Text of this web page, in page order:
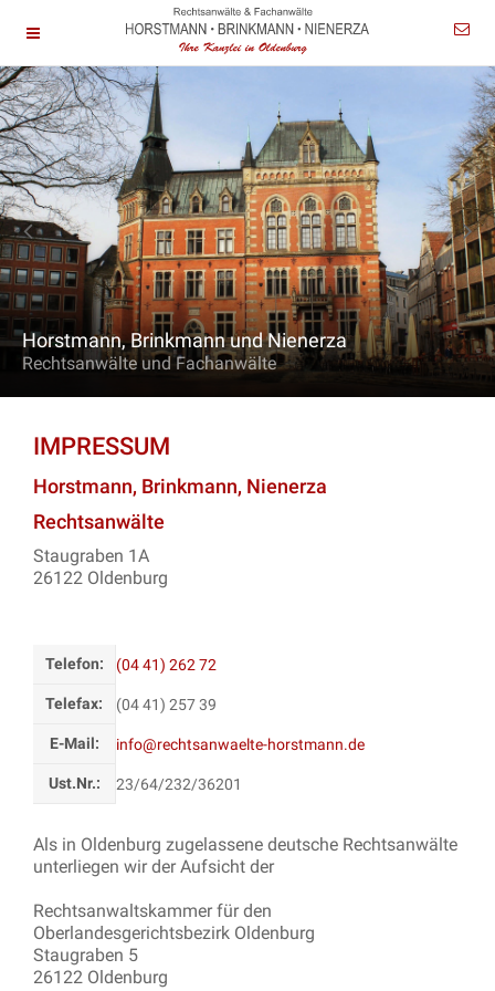
Horstmann, Brinkmann und Nienerza
Rechtsanwälte und Fachanwälte
IMPRESSUM
Horstmann, Brinkmann, Nienerza
Rechtsanwälte
Staugraben 1A
26122 Oldenburg
Telefon: (04 41) 262 72
Telefax: (04 41) 257 39
E-Mail: info@rechtsanwaelte-horstmann.de
Ust.Nr.: 23/64/232/36201
Als in Oldenburg zugelassene deutsche Rechtsanwälte
unterliegen wir der Aufsicht der
Rechtsanwaltskammer für den
Oberlandesgerichtsbezirk Oldenburg
Staugraben 5
26122 Oldenburg